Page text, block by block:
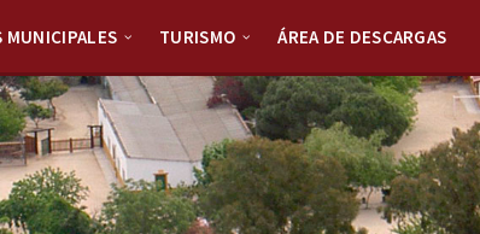
MUNICIPALES TURISMO ÁREA DE DESCARGAS